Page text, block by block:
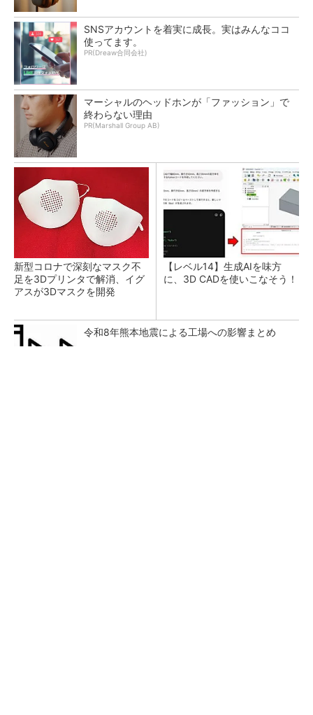
SNSアカウントを着実に成長。実はみんなココ
使ってます。
PR(Dreaw合同会社)
マーシャルのヘッドホンが「ファッション」で
終わらない理由
PR(Marshall Group AB)
新型コロナで深刻なマスク不
足を3Dプリンタで解消、イグ
アスが3Dマスクを開発
【レベル14】生成AIを味方
に、3D CADを使いこなそう！
令和8年熊本地震による工場への影響まとめ